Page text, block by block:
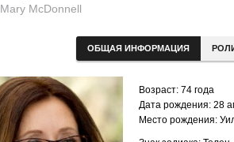
Mary McDonnell
ОБЩАЯ ИНФОРМАЦИЯ
Возраст: 74 года
Дата рождения: 28
Место рождения: